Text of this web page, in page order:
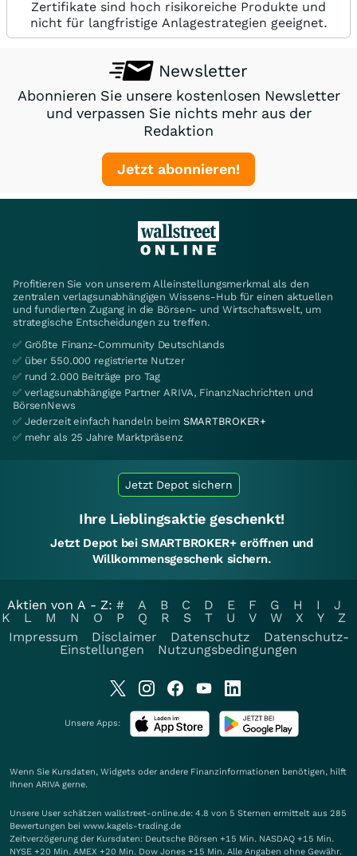
Zertifikate sind hoch risikoreiche Produkte und
nicht für langfristige Anlagestrategien geeignet.
Newsletter
Abonnieren Sie unsere kostenlosen Newsletter
und verpassen Sie nichts mehr aus der
Redaktion
Jetzt abonnieren!
Profitieren Sie von unserem Alleinstellungsmerkmal als den
zentralen verlagsunabhängigen Wissens-Hub für einen aktuellen
und fundierten Zugang in die Börsen- und Wirtschaftswelt, um
strategische Entscheidungen zu treffen.
✅ Größte Finanz-Community Deutschlands
✅ über 550.000 registrierte Nutzer
✅ rund 2.000 Beiträge pro Tag
✅ verlagsunabhängige Partner ARIVA, FinanzNachrichten und
BörsenNews
✅ Jederzeit einfach handeln beim SMARTBROKER+
✅ mehr als 25 Jahre Marktpräsenz
Jetzt Depot sichern
Ihre Lieblingsaktie geschenkt!
Jetzt Depot bei SMARTBROKER+ eröffnen und
Willkommensgeschenk sichern.
Aktien von A - Z: # A B C D E F G H I
J
K
L M N O P Q R S T U V W X Y
Z
Impressum
Disclaimer Datenschutz
Datenschutz-
Einstellungen
Nutzungsbedingungen
Unsere Apps:
Wenn Sie Kursdaten, Widgets oder andere Finanzinformationen benötigen, hilft
Ihnen ARIVA gerne.
Unsere User schätzen wallstreet-online.de: 4.8 von 5 Sternen ermittelt aus 285
Bewertungen bei www.kagels-trading.de
Zeitverzögerung der Kursdaten: Deutsche Börsen +15 Min. NASDAQ +15 Min.
NYSE +20 Min. AMEX +20 Min. Dow Jones +15 Min. Alle Angaben ohne Gewähr.